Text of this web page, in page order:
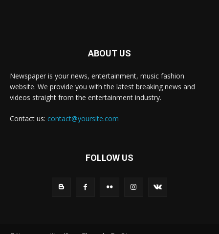
ABOUT US
Newspaper is your news, entertainment, music fashion
website. We provide you with the latest breaking news and
videos straight from the entertainment industry.
Contact us: contact@yoursite.com
FOLLOW US